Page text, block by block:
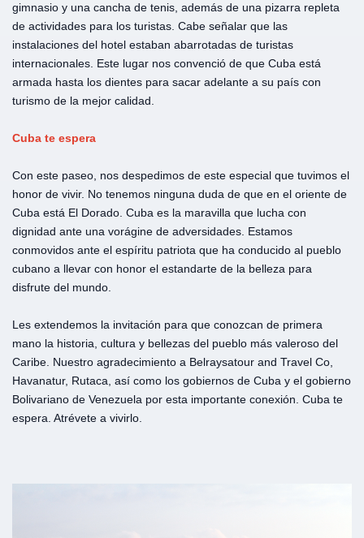
gimnasio y una cancha de tenis, además de una pizarra repleta
de actividades para los turistas. Cabe señalar que las
instalaciones del hotel estaban abarrotadas de turistas
internacionales. Este lugar nos convenció de que Cuba está
armada hasta los dientes para sacar adelante a su país con
turismo de la mejor calidad.
Cuba te espera
Con este paseo, nos despedimos de este especial que tuvimos el
honor de vivir. No tenemos ninguna duda de que en el oriente de
Cuba está El Dorado. Cuba es la maravilla que lucha con
dignidad ante una vorágine de adversidades. Estamos
conmovidos ante el espíritu patriota que ha conducido al pueblo
cubano a llevar con honor el estandarte de la belleza para
disfrute del mundo.
Les extendemos la invitación para que conozcan de primera
mano la historia, cultura y bellezas del pueblo más valeroso del
Caribe. Nuestro agradecimiento a Belraysatour and Travel Co,
Havanatur, Rutaca, así como los gobiernos de Cuba y el gobierno
Bolivariano de Venezuela por esta importante conexión. Cuba te
espera. Atrévete a vivirlo.